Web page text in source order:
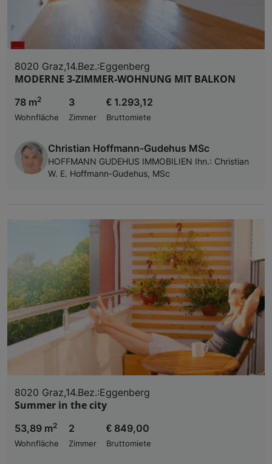
8020 Graz,14.Bez.:Eggenberg
MODERNE 3-ZIMMER-WOHNUNG MIT BALKON
78 m2
Wohnfläche
3
Zimmer
€ 1.293,12
Bruttomiete
Christian Hoffmann-Gudehus MSc
HOFFMANN GUDEHUS IMMOBILIEN Ihn.: Christian
W. E. Hoffmann-Gudehus, MSc
8020 Graz,14.Bez.:Eggenberg
Summer in the city
53,89 m2
Wohnfläche
2
Zimmer
€ 849,00
Bruttomiete